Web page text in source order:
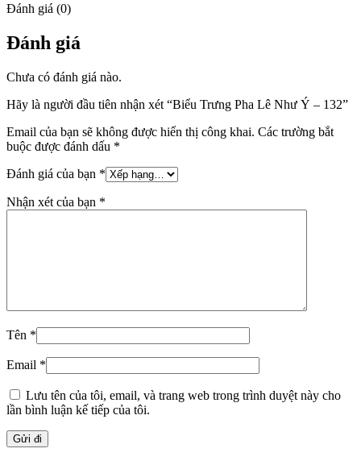
Đánh giá (0)
Đánh giá
Chưa có đánh giá nào.
Hãy là người đầu tiên nhận xét “Biểu Trưng Pha Lê Như Ý – 132”
Email của bạn sẽ không được hiển thị công khai. Các trường bắt
buộc được đánh dấu *
Đánh giá của bạn *
Nhận xét của bạn *
Tên *
Email *
Lưu tên của tôi, email, và trang web trong trình duyệt này cho
lần bình luận kế tiếp của tôi.